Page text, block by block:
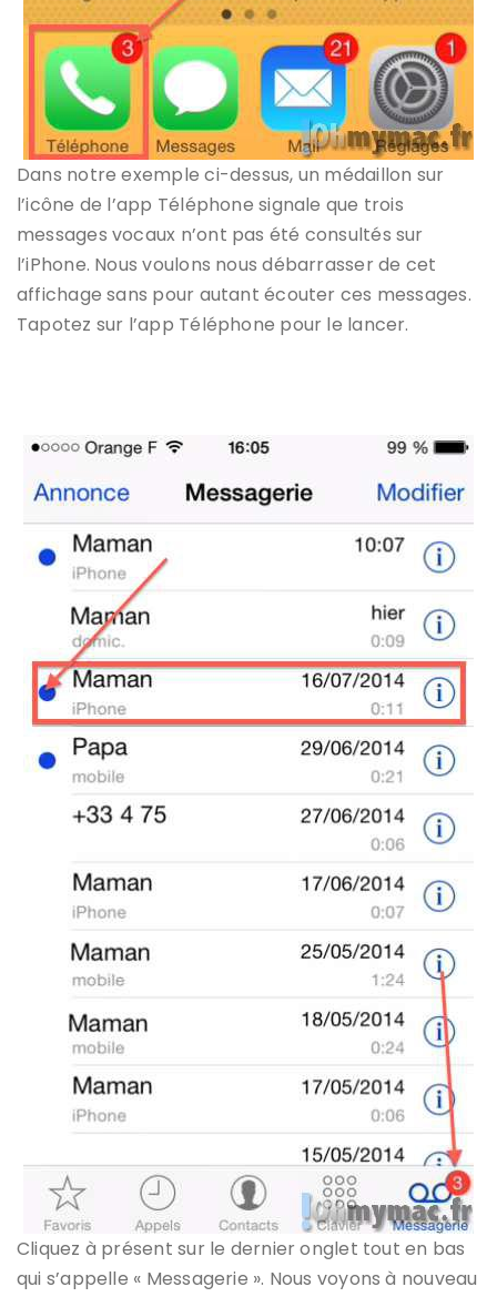
Dans notre exemple ci-dessus, un médaillon sur
l’icône de l’app Téléphone signale que trois
messages vocaux n’ont pas été consultés sur
l’iPhone. Nous voulons nous débarrasser de cet
affichage sans pour autant écouter ces messages.
Tapotez sur l’app Téléphone pour le lancer.
Cliquez à présent sur le dernier onglet tout en bas
qui s’appelle « Messagerie ». Nous voyons à nouveau